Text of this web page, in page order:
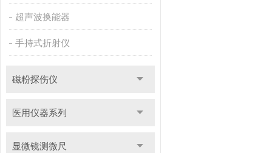
超声波换能器
手持式折射仪
磁粉探伤仪
医用仪器系列
显微镜测微尺